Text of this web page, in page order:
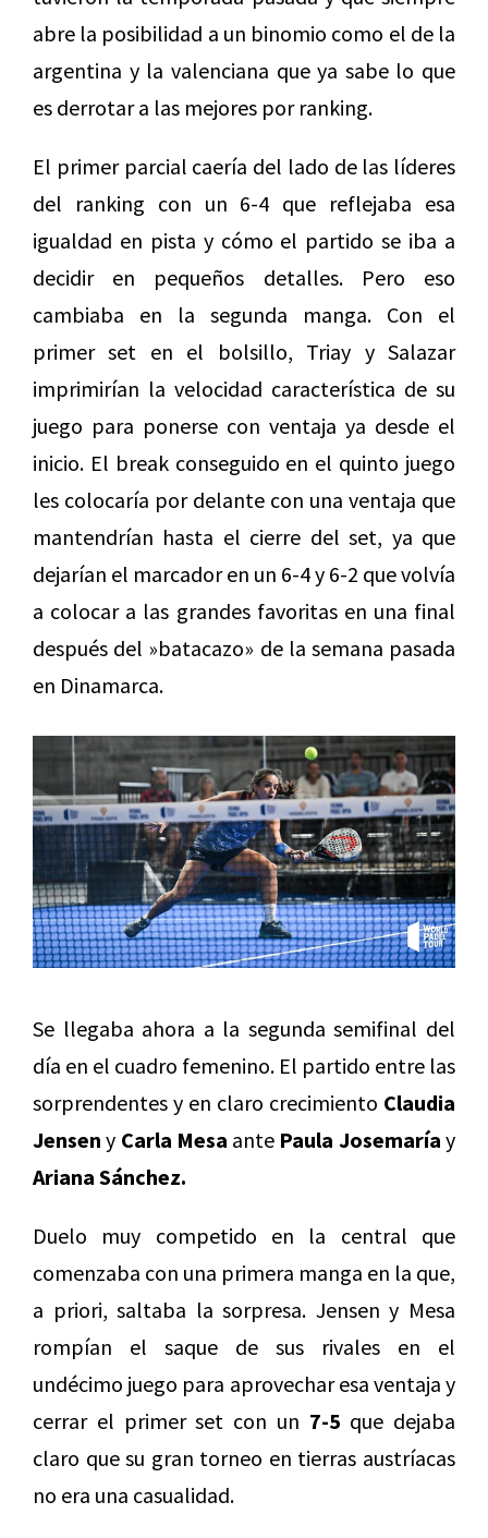
abre la posibilidad a un binomio como el de la
argentina y la valenciana que ya sabe lo que
es derrotar a las mejores por ranking.
El primer parcial caería del lado de las líderes
del ranking con un 6-4 que reflejaba esa
igualdad en pista y cómo el partido se iba a
decidir en pequeños detalles. Pero eso
cambiaba en la segunda manga. Con el
primer set en el bolsillo, Triay y Salazar
imprimirían la velocidad característica de su
juego para ponerse con ventaja ya desde el
inicio. El break conseguido en el quinto juego
les colocaría por delante con una ventaja que
mantendrían hasta el cierre del set, ya que
dejarían el marcador en un 6-4 y 6-2 que volvía
a colocar a las grandes favoritas en una final
después del »batacazo» de la semana pasada
en Dinamarca.
Se llegaba ahora a la segunda semifinal del
día en el cuadro femenino. El partido entre las
sorprendentes y en claro crecimiento Claudia
Jensen y Carla Mesa ante Paula Josemaría y
Ariana Sánchez.
Duelo muy competido en la central que
comenzaba con una primera manga en la que,
a priori, saltaba la sorpresa. Jensen y Mesa
rompían el saque de sus rivales en el
undécimo juego para aprovechar esa ventaja y
cerrar el primer set con un 7-5 que dejaba
claro que su gran torneo en tierras austríacas
no era una casualidad.